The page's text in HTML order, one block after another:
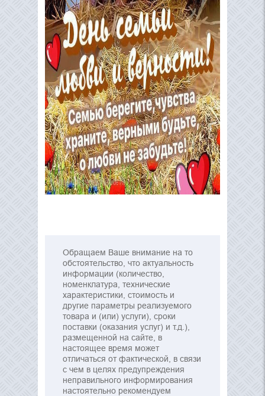
Обращаем Ваше внимание на то
обстоятельство, что актуальность
информации (количество,
номенклатура, технические
характеристики, стоимость и
другие параметры реализуемого
товара и (или) услуги), сроки
поставки (оказания услуг) и т.д.),
размещенной на сайте, в
настоящее время может
отличаться от фактической, в связи
с чем в целях предупреждения
неправильного информирования
настоятельно рекомендуем